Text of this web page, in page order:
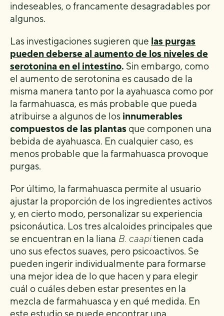
indeseables, o francamente desagradables por
algunos.
Las investigaciones sugieren que las purgas
pueden deberse al aumento de los niveles de
serotonina en el intestino. Sin embargo, como
el aumento de serotonina es causado de la
misma manera tanto por la ayahuasca como por
la farmahuasca, es más probable que pueda
atribuirse a algunos de los innumerables
compuestos de las plantas que componen una
bebida de ayahuasca. En cualquier caso, es
menos probable que la farmahuasca provoque
purgas.
Por último, la farmahuasca permite al usuario
ajustar la proporción de los ingredientes activos
y, en cierto modo, personalizar su experiencia
psiconáutica. Los tres alcaloides principales que
se encuentran en la liana B. caapitienen cada
uno sus efectos suaves, pero psicoactivos. Se
pueden ingerir individualmente para formarse
una mejor idea de lo que hacen y para elegir
cuál o cuáles deben estar presentes en la
mezcla de farmahuasca y en qué medida. En
este estudio se puede encontrar una